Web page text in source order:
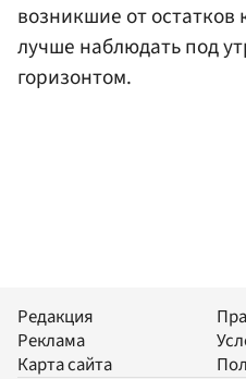
возникшие от остатков
лучше наблюдать под
горизонтом.
Редакция
Реклама
Карта сайта